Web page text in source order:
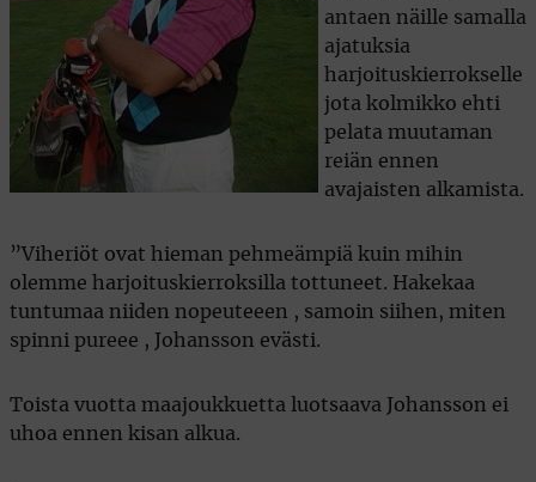
antaen näille samalla
ajatuksia
harjoituskierrokselle
jota kolmikko ehti
pelata muutaman
reiän ennen
avajaisten alkamista.
”Viheriöt ovat hieman pehmeämpiä kuin mihin
olemme harjoituskierroksilla tottuneet. Hakekaa
tuntumaa niiden nopeuteeen , samoin siihen, miten
spinni pureee , Johansson evästi.
Toista vuotta maajoukkuetta luotsaava Johansson ei
uhoa ennen kisan alkua.